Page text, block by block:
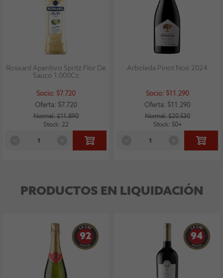
Rossard Aperitivo Spritz Flor De
Sauco 1.000Cc
Socio: $7.720
Oferta: $7.720
Normal: $11.890
Stock: 22
Arboleda Pinot Noir 2024
Socio: $11.290
Oferta: $11.290
Normal: $20.530
Stock: 50+
PRODUCTOS EN LIQUIDACIÓN
92 94